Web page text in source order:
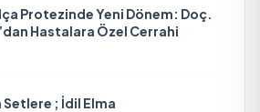
Protezinde Yeni Dönem: Doç.
Hastalara Özel Cerrahi
; İdil Elma